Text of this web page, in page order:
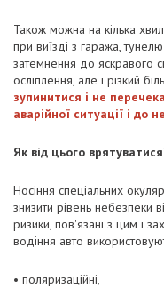
Також можна на кілька
при виїзді з гаража,
затемнення до яскравого
осліплення, але і різкий
зупинитися і не
аварійної ситуації і до
Як від цього
Носіння спеціальних
знизити рівень небезпеки
ризики, пов'язані з цим і
водіння авто
• поляризаційні,